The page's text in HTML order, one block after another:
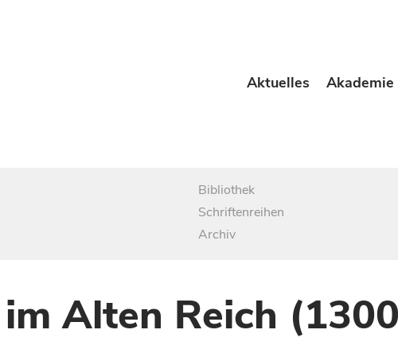
Aktuelles Akademie
Bibliothek
Schriftenreihen
Archiv
Alten Reich